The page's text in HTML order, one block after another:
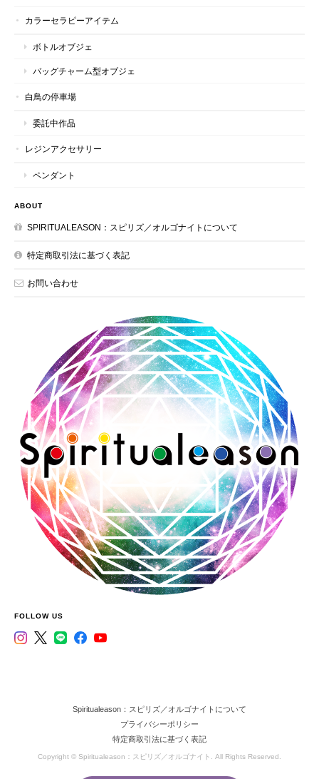
カラーセラピーアイテム
ボトルオブジェ
バッグチャーム型オブジェ
白鳥の停車場
委託中作品
レジンアクセサリー
ペンダント
ABOUT
SPIRITUALEASON：スピリズ／オルゴナイトについて
特定商取引法に基づく表記
お問い合わせ
FOLLOW US
Spiritualeason：スピリズ／オルゴナイトについて
プライバシーポリシー
特定商取引法に基づく表記
Copyright © Spiritualeason：スピリズ／オルゴナイト. All Rights Reserved.